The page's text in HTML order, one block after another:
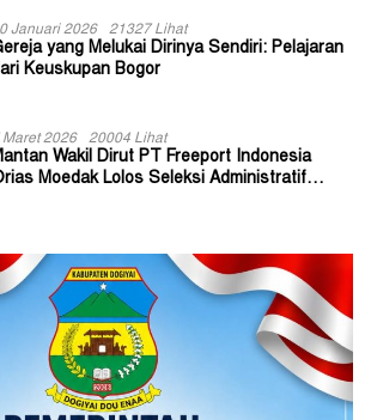
Januari 2026 21327 Lihat
yang Melukai Dirinya Sendiri: Pelajaran
Keuskupan Bogor
Maret 2026 20004 Lihat
Wakil Dirut PT Freeport Indonesia
Moedak Lolos Seleksi Administratif